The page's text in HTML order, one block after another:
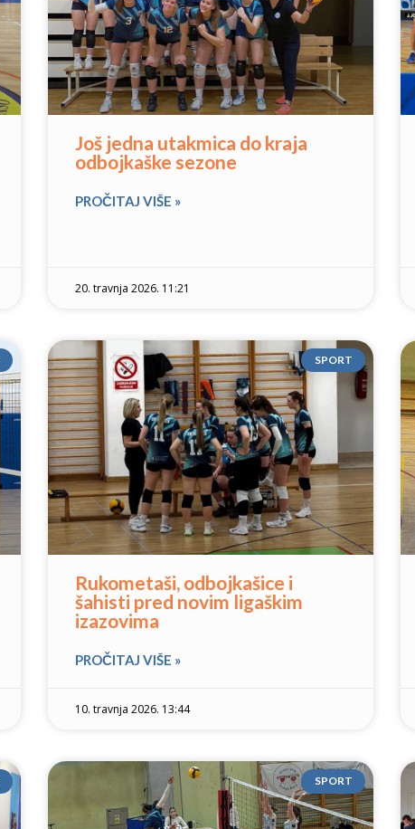
Još jedna utakmica do kraja
odbojkaške sezone
PROČITAJ VIŠE »
20. travnja 2026. 11:21
SPORT
Rukometaši, odbojkašice i
šahisti pred novim ligaškim
izazovima
PROČITAJ VIŠE »
10. travnja 2026. 13:44
SPORT